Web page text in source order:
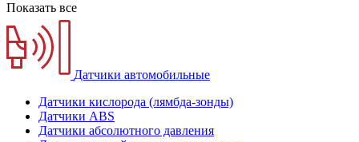
Показать все
Датчики автомобильные
Датчики кислорода (лямбда-зонды)
Датчики ABS
Датчики абсолютного давления